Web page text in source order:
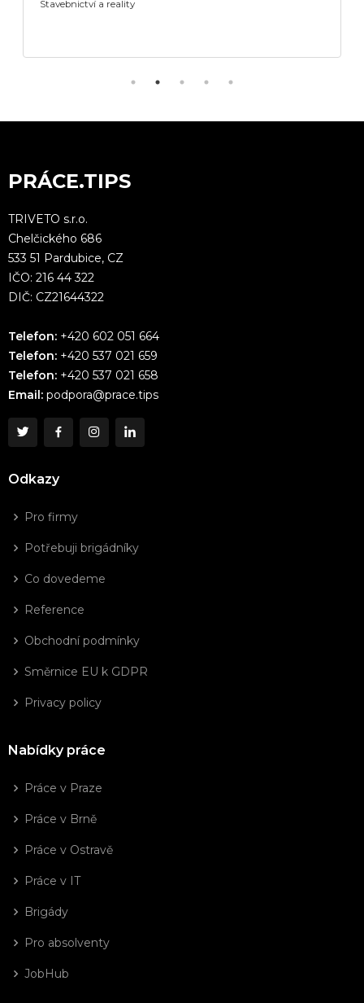
Stavebnictví a reality
PRÁCE.TIPS
TRIVETO s.r.o.
Chelčického 686
533 51 Pardubice, CZ
IČO: 216 44 322
DIČ: CZ21644322
Telefon: +420 602 051 664
Telefon: +420 537 021 659
Telefon: +420 537 021 658
Email: podpora@prace.tips
Odkazy
Pro firmy
Potřebuji brigádníky
Co dovedeme
Reference
Obchodní podmínky
Směrnice EU k GDPR
Privacy policy
Nabídky práce
Práce v Praze
Práce v Brně
Práce v Ostravě
Práce v IT
Brigády
Pro absolventy
JobHub